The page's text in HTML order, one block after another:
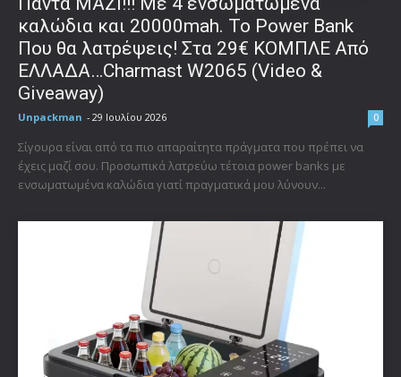
καλώδια και 20000mah. Το Power Bank
Που θα λατρέψεις! Στα 29€ ΚΟΜΠΛΕ Από
ΕΛΛΑΔΑ…Charmast W2065 (Video &
Giveaway)
Unpackman - 29 Ιουλίου 2026 0
Σίγουρα είναι από τα πιο απαραίτητα πράγματα που πρέπει να
έχεις μαζί σου. Προσωπικά λατρεύω τέτοια power banks με
ενσωματωμένα καλώδια γιατί πραγματικά μου λύνουν...